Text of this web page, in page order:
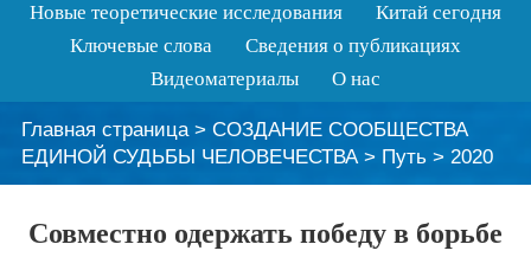
Новые теоретические исследования
Китай сегодня
Ключевые слова
Сведения о публикациях
Видеоматериалы
О нас
Главная страница> СОЗДАНИЕ СООБЩЕСТВА
ЕДИНОЙ СУДЬБЫ ЧЕЛОВЕЧЕСТВА> Путь> 2020
Совместно одержать победу в борьбе